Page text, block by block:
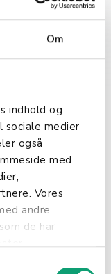
Om
indhold og
sociale medier
også
med
Vores
andre
de har
av
av inn-
feil,
drift.